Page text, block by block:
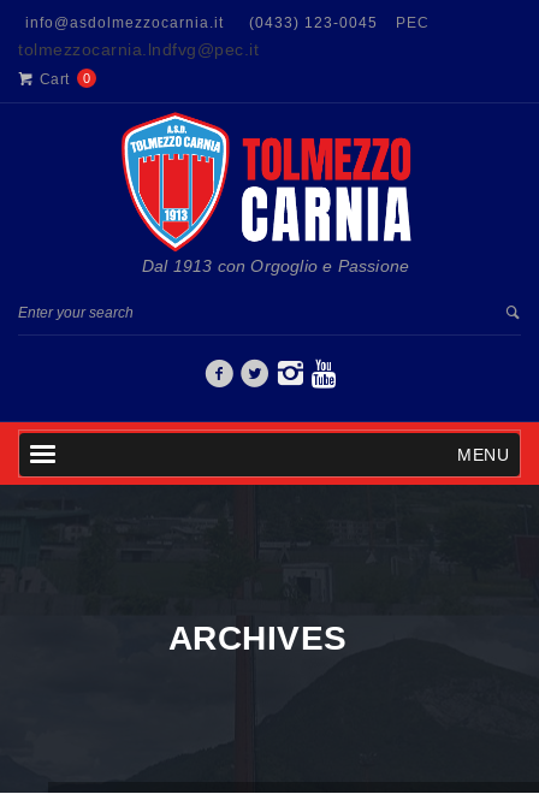
info@asdolmezzocarnia.it (0433) 123-0045 PEC
tolmezzocarnia.lndfvg@pec.it
Cart 0
Dal 1913 con Orgoglio e Passione
MENU
ARCHIVES